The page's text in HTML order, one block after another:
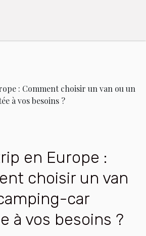
: Comment choisir un van ou un
à vos besoins ?
en Europe :
choisir un van
car
à vos besoins ?